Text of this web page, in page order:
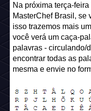
Na próxima terça-
MasterChef Brasil, se
isso trazemos mais
você verá um caça-
palavras - circulando/
encontrar todas as
mesma e envie no